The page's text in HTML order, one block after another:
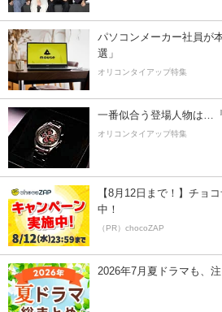
パソコンメーカー社員が
選」
オリコンタイアップ特集
一番似合う登場人物は…
オリコンタイアップ特集
【8月12日まで！】チョ
中！
（PR）chocoZAP
2026年7月夏ドラマも、